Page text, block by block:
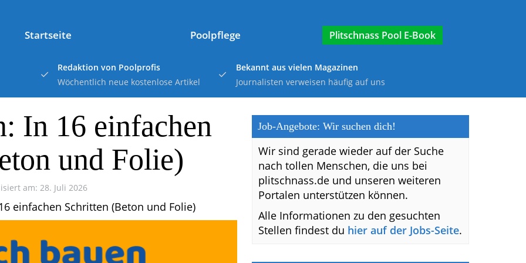
Startseite Poolpflege E-Book
Redaktion von Poolprofis
Wöchentlich neue kostenlose Artikel
Bekannt aus vielen Magazinen
Journalisten verweisen häufig auf uns
In 16 einfachen
und Folie)
am: 28. Juli 2026
einfachen Schritten (Beton und Folie)
Job-Angebote: Wir suchen dich!
Wir sind gerade wieder auf der Suche
nach tollen Menschen, die uns bei
plitschnass.de und unseren weiteren
Portalen unterstützen können.
Alle Informationen zu den gesuchten
Stellen findest du hier auf der Jobs-Seite.